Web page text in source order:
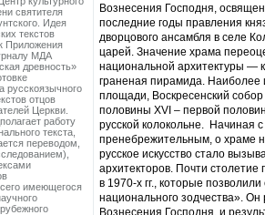
святителя
Идея
текстов
Приложения
МДА
древность»
русскоязычного
отцов
Церкви.
работу
текста,
переводом,
имеющегося
Вознесения Господня,
последние годы правления
дворцового ансамбля в селе
царей. Значение храма
национальной архитектуры —
граненая пирамида. Наиболее
площади, Воскресенский
половины XVI – первой
русской колокольне. Начиная
пренебрежительным, о храме
русское искусство стало
архитекторов. Почти
в 1970-х гг., которые
национального зодчества».
Вознесения Господня, и